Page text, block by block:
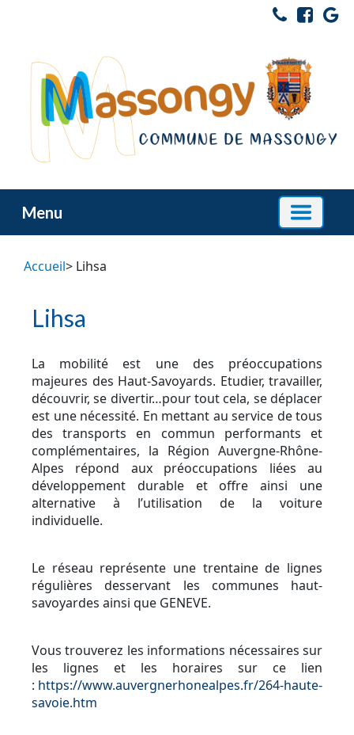
Menu
Accueil> Lihsa
Lihsa
La mobilité est une des préoccupations
majeures des Haut-Savoyards. Etudier, travailler,
découvrir, se divertir…pour tout cela, se déplacer
est une nécessité. En mettant au service de tous
des transports en commun performants et
complémentaires, la Région Auvergne-Rhône-
Alpes répond aux préoccupations liées au
développement durable et offre ainsi une
alternative à l’utilisation de la voiture
individuelle.
Le réseau représente une trentaine de lignes
régulières desservant les communes haut-
savoyardes ainsi que GENEVE.
Vous trouverez les informations nécessaires sur
les lignes et les horaires sur ce lien
: https://www.auvergnerhonealpes.fr/264-haute-
savoie.htm